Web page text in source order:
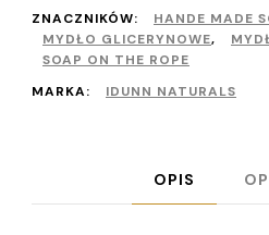
Soap
on
ZNACZNIKÓW: HANDE MADE
MYDŁO GLICERYNOWE,
SOAP ON THE ROPE
MARKA:
IDUNN NATURALS
OPIS